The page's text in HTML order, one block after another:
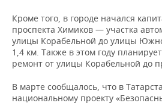
ФИГУРНОЕ КАТАНИЕ
ВОДНЫЕ ВИДЫ СПОРТА
МЕДИЦИНА
ОБРАЗОВАНИЕ
Кроме того, в городе начался
проспекта Химиков — участка
улицы Корабельной до улицы
1,4 км. Также в этом году
ремонт от улицы Корабельной до
В марте сообщалось, что в
национальному проекту